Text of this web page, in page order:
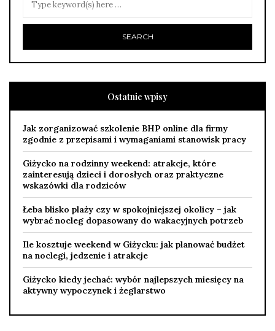
Ostatnie wpisy
Jak zorganizować szkolenie BHP online dla firmy
zgodnie z przepisami i wymaganiami stanowisk pracy
Giżycko na rodzinny weekend: atrakcje, które
zainteresują dzieci i dorosłych oraz praktyczne
wskazówki dla rodziców
Łeba blisko plaży czy w spokojniejszej okolicy – jak
wybrać nocleg dopasowany do wakacyjnych potrzeb
Ile kosztuje weekend w Giżycku: jak planować budżet
na noclegi, jedzenie i atrakcje
Giżycko kiedy jechać: wybór najlepszych miesięcy na
aktywny wypoczynek i żeglarstwo